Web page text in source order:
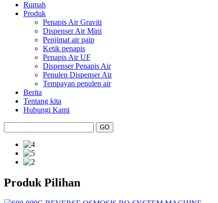
Rumah
Produk
Penapis Air Graviti
Dispenser Air Mini
Penjimat air paip
Ketik penapis
Penapis Air UF
Dispenser Penapis Air
Penulen Dispenser Air
Tempayan penulen air
Berita
Tentang kita
Hubungi Kami
Produk Pilihan